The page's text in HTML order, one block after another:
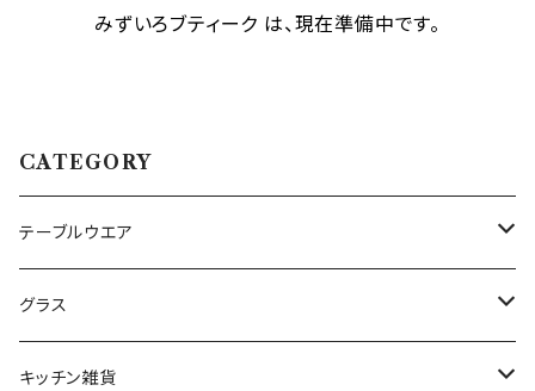
みずいろブティーク は、現在準備中です。
CATEGORY
テーブルウエア
プレート・ボウル（陶磁器）
プレート・ボウル（ガラス）
グラス
ワイン・シャンパン
キッチン雑貨